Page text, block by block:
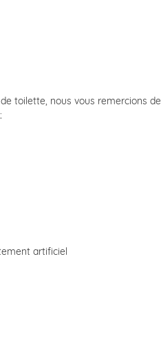
toilette, nous vous remercions de
artificiel